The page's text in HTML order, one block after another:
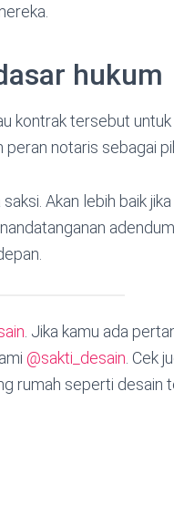
hukum
kontrak tersebut
notaris sebagai
Akan lebih baik
. Jika kamu ada
@sakti_desain. Cek
rumah seperti desain